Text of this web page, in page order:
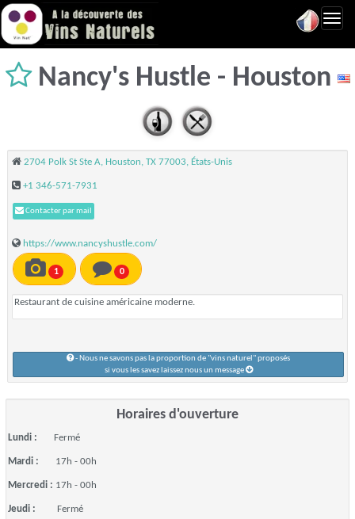
Nancy's Hustle - Houston
2704 Polk St Ste A, Houston, TX 77003, États-Unis
+1 346-571-7931
Contacter par mail
https://www.nancyshustle.com/
1 0
Restaurant de cuisine américaine moderne.
- Nous ne savons pas la proportion de "vins naturel" proposés
si vous les savez laissez nous un message
Horaires d'ouverture
Lundi : Fermé
Mardi : 17h - 00h
Mercredi : 17h - 00h
Jeudi : Fermé